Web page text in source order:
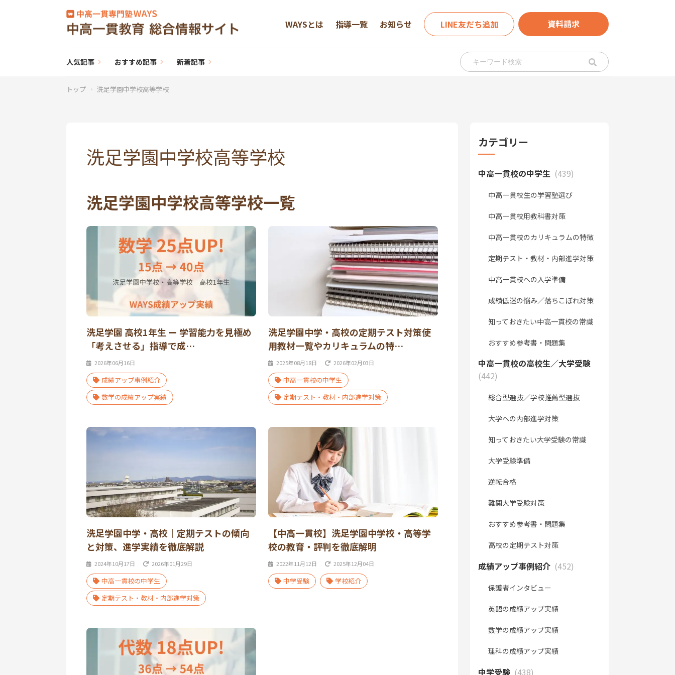
WAYSとは 指導一覧 お知らせ LINE友だち追加 資料請求
人気記事 おすすめ記事 新着記事
トップ 洗足学園中学校高等学校
洗足学園中学校高等学校
洗足学園中学校高等学校一覧
洗足学園 高校1年生 ー 学習能力を見極め
「考えさせる」指導で成…
2026年06月16日
成績アップ事例紹介
数学の成績アップ実績
洗足学園中学・高校の定期テスト対策使
用教材一覧やカリキュラムの特…
2025年08月18日 2026年02月03日
中高一貫校の中学生
定期テスト・教材・内部進学対策
洗足学園中学・高校｜定期テストの傾向
と対策、進学実績を徹底解説
2024年10月17日 2026年01月29日
中高一貫校の中学生
定期テスト・教材・内部進学対策
【中高一貫校】洗足学園中学校・高等学
校の教育・評判を徹底解明
2022年11月12日 2025年12月04日
中学受験 学校紹介
カテゴリー
中高一貫校の中学生 (439)
中高一貫校生の学習塾選び
中高一貫校用教科書対策
中高一貫校のカリキュラムの特徴
定期テスト・教材・内部進学対策
中高一貫校への入学準備
成績低迷の悩み／落ちこぼれ対策
知っておきたい中高一貫校の常識
おすすめ参考書・問題集
中高一貫校の高校生／大学受験
(442)
総合型選抜／学校推薦型選抜
大学への内部進学対策
知っておきたい大学受験の常識
大学受験準備
逆転合格
難関大学受験対策
おすすめ参考書・問題集
高校の定期テスト対策
成績アップ事例紹介 (452)
保護者インタビュー
英語の成績アップ実績
数学の成績アップ実績
理科の成績アップ実績
中学受験 (438)